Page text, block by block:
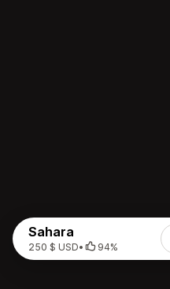
Sahara
250 $ USD• 94%